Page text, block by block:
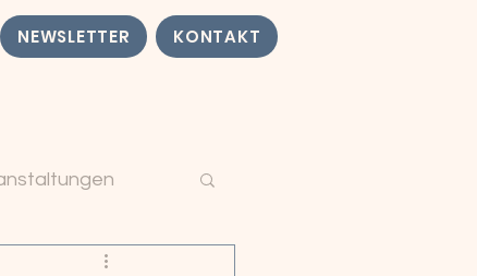
NEWSLETTER KONTAKT